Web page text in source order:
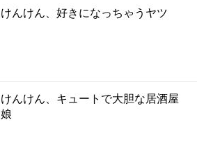
けんけん、好きになっちゃうヤツ
けんけん、キュートで大胆な居酒屋
娘